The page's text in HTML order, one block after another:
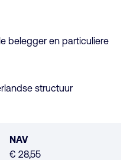
belegger en particuliere
structuur
NAV
€ 28,55